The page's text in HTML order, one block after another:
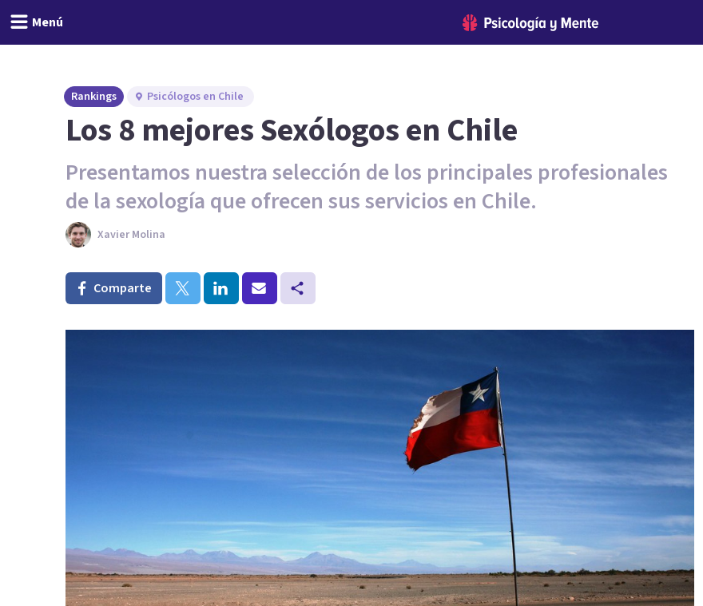
Menú
Rankings Psicólogos en Chile
Los 8 mejores Sexólogos en Chile
Presentamos nuestra selección de los principales profesionales
de la sexología que ofrecen sus servicios en Chile.
Xavier Molina
Comparte